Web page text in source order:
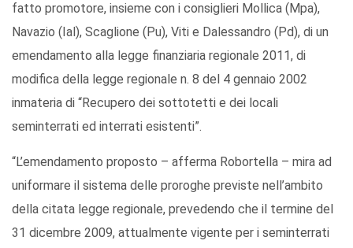
fatto promotore, insieme con i consiglieri Mollica (Mpa),
Navazio (Ial), Scaglione (Pu), Viti e Dalessandro (Pd), di un
emendamento alla legge finanziaria regionale 2011, di
modifica della legge regionale n. 8 del 4 gennaio 2002
inmateria di “Recupero dei sottotetti e dei locali
seminterrati ed interrati esistenti”.
“L’emendamento proposto – afferma Robortella – mira ad
uniformare il sistema delle proroghe previste nell’ambito
della citata legge regionale, prevedendo che il termine del
31 dicembre 2009, attualmente vigente per i seminterrati